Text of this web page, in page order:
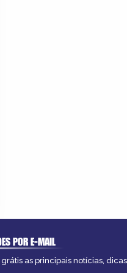
POR E-MAIL
as principais notícias,